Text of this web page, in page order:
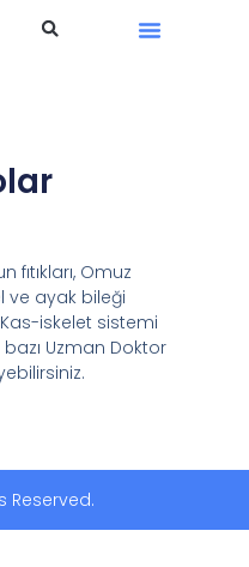
fıtıkları, Omuz
ve ayak bileği
iskelet sistemi
Uzman Doktor
Reserved.